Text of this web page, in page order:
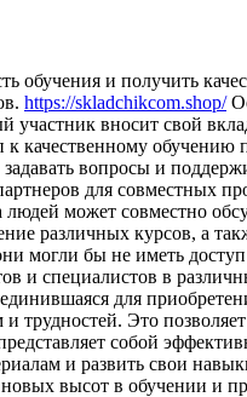
обучения и получить
https://skladchikcom.shop/
вносит свой
к качественному
вопросы и
для совместных
может совместно
различных курсов, а
могли бы не иметь
и специалистов в
для
Это
собой
и развить свои
высот в обучении и